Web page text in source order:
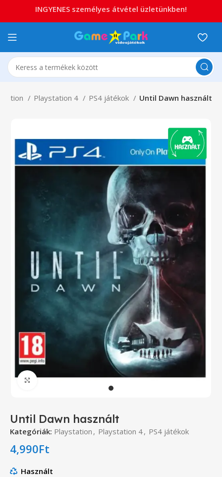
Playstation 4 PS4 játékok Until Dawn használt
Click to enlarge
Until Dawn használt
Kategóriák: Playstation , Playstation 4, PS4 játékok
4,990Ft
Használt
INGYENES személyes átvétel üzletünkben!